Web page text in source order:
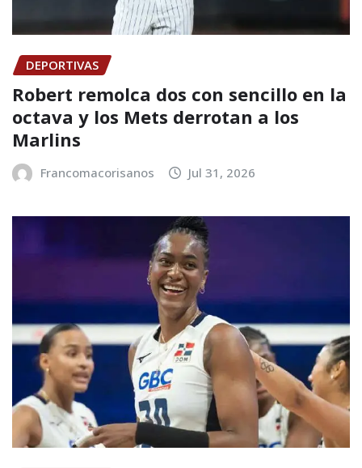
DEPORTIVAS
Robert remolca dos con sencillo en la
octava y los Mets derrotan a los
Marlins
Francomacorisanos Jul 31, 2026